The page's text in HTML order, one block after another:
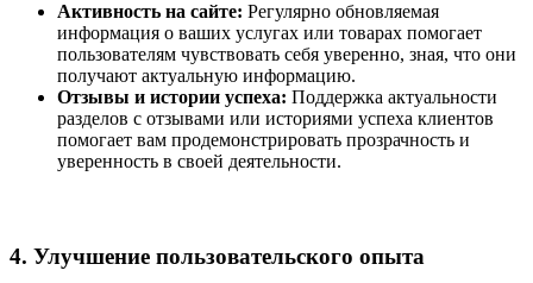
Активность на сайте: Регулярно обновляемая
информация о ваших услугах или товарах помогает
пользователям чувствовать себя уверенно, зная, что они
получают актуальную информацию.
Отзывы и истории успеха: Поддержка актуальности
разделов с отзывами или историями успеха клиентов
помогает вам продемонстрировать прозрачность и
уверенность в своей деятельности.
4. Улучшение пользовательского опыта